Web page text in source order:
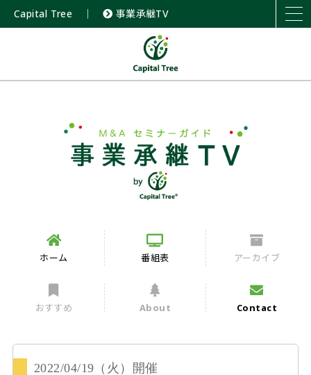
Capital Tree ｜ 事業承継TV
ホーム 番組表 アーカイブ
おすすめ About Contact
2022/04/19 （火） 開催